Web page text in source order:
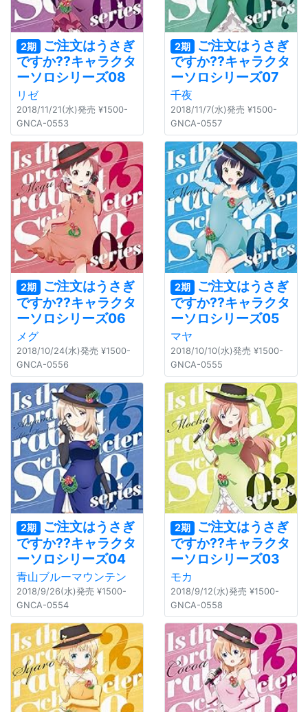
2期 ご注文はうさぎ
ですか??キャラクタ
ーソロシリーズ08
リゼ
2018/11/21(水)発売 ¥1500-
GNCA-0553
2期 ご注文はうさぎ
ですか??キャラクタ
ーソロシリーズ07
千夜
2018/11/7(水)発売 ¥1500-
GNCA-0557
2期 ご注文はうさぎ
ですか??キャラクタ
ーソロシリーズ06
メグ
2018/10/24(水)発売 ¥1500-
GNCA-0556
2期 ご注文はうさぎ
ですか??キャラクタ
ーソロシリーズ05
マヤ
2018/10/10(水)発売 ¥1500-
GNCA-0555
2期 ご注文はうさぎ
ですか??キャラクタ
ーソロシリーズ04
青山ブルーマウンテン
2018/9/26(水)発売 ¥1500-
GNCA-0554
2期 ご注文はうさぎ
ですか??キャラクタ
ーソロシリーズ03
モカ
2018/9/12(水)発売 ¥1500-
GNCA-0558